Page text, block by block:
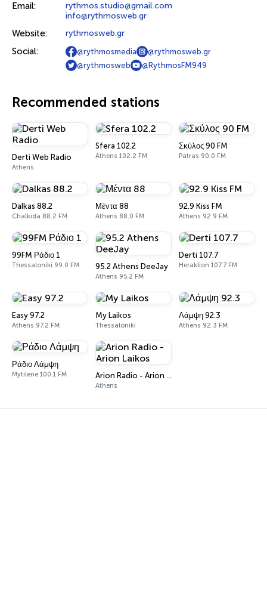
Email:
rythmos.studio@gmail.com
info@rythmosweb.gr
Website: rythmosweb.gr
Social: @rythmosmedia
@rythmosweb.gr
@rythmosweb
@RythmosFM949
Recommended stations
Derti Web Radio
Athens
Sfera 102.2
Athens 102.2 FM
Σκύλος 90 FM
Patras 90.0 FM
Dalkas 88.2
Chalkida 88.2 FM
Μέντα 88
Athens 88.0 FM
92.9 Kiss FM
Athens 92.9 FM
99FM Ράδιο 1
Thessaloniki 99.0 FM 95.2 Athens DeeJay
Athens 95.2 FM
Derti 107.7
Heraklion 107.7 FM
Easy 97.2
Athens 97.2 FM
My Laikos
Thessaloniki
Λάμψη 92.3
Athens 92.3 FM
Ράδιο Λάμψη
Mytilene 100.1 FM Arion Radio - Arion Laikos
Athens